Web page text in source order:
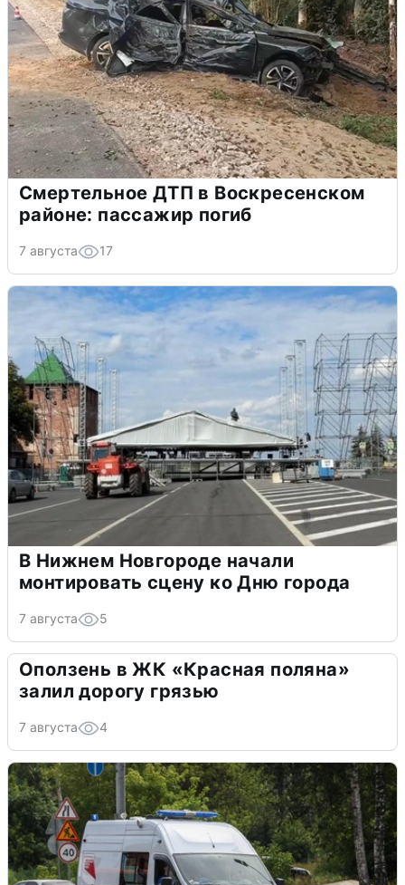
Смертельное ДТП в Воскресенском
районе: пассажир погиб
7 августа 17
В Нижнем Новгороде начали
монтировать сцену ко Дню города
7 августа 5
Оползень в ЖК «Красная поляна»
залил дорогу грязью
7 августа 4